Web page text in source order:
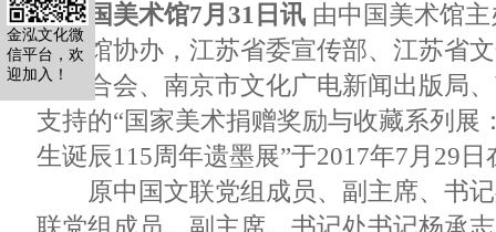
中国美术馆7月31日讯 由中国美术馆
纪念馆协办，江苏省委宣传部、江苏省
界联合会、南京市文化广电新闻出版局
支持的“国家美术捐赠奖励与收藏系列
生诞辰115周年遗墨展”于2017年7月29
原中国文联党组成员、副主席、书记
金泓文化微
信平台，欢
迎加入！